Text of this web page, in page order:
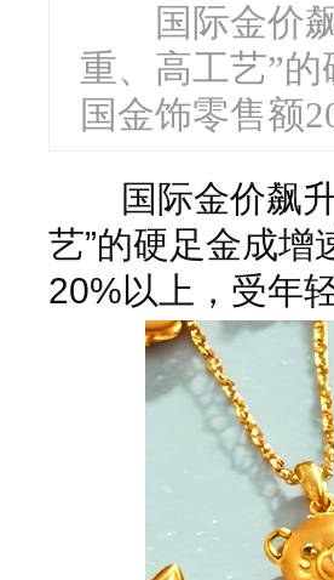
国际金价飙
重、高工艺”
国金饰零售额
国际金价飙升
艺”的硬足金成
20%以上，受年